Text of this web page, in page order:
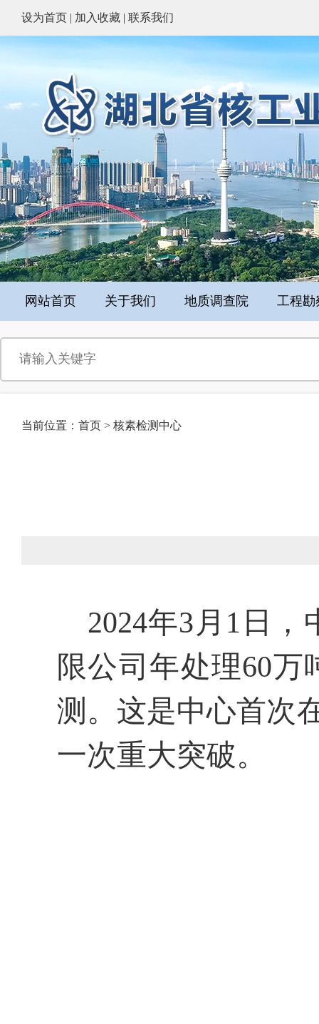
设为首页 | 加入收藏 | 联系我们
网站首页 关于我们 地质调查院 工程勘
当前位置： 首页 > 核素检测中心
2024年3月1日，
限公司年处理60
测。这是中心首次
一次重大突破。